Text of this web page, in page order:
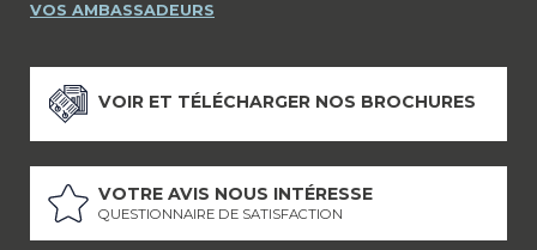
VOS AMBASSADEURS
VOIR ET TÉLÉCHARGER NOS BROCHURES
VOTRE AVIS NOUS INTÉRESSE
QUESTIONNAIRE DE SATISFACTION